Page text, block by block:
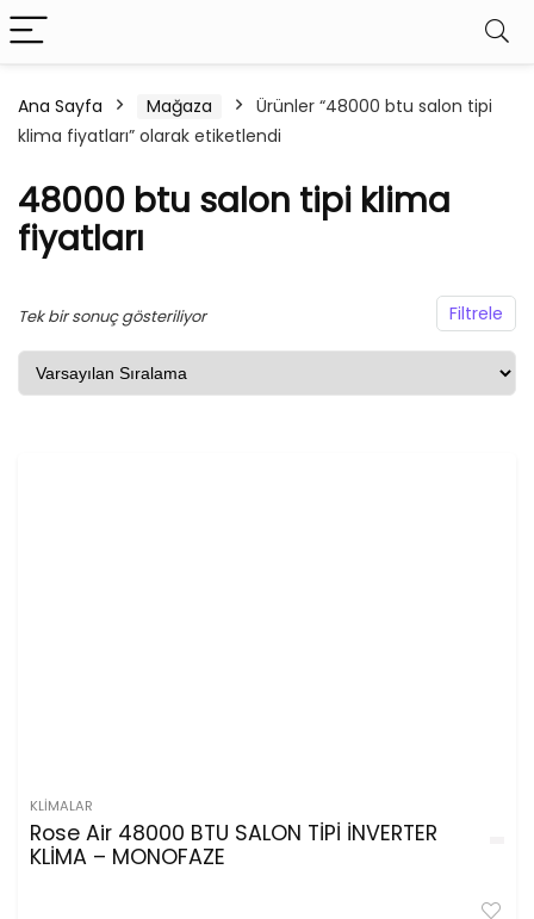
Ana Sayfa Mağaza
Ürünler “48000 btu salon tipi
klima fiyatları” olarak etiketlendi
48000 btu salon tipi klima
fiyatları
Filtrele
Tek bir sonuç gösteriliyor
KLIMALAR
Rose Air 48000 BTU SALON TİPİ İNVERTER
KLİMA – MONOFAZE